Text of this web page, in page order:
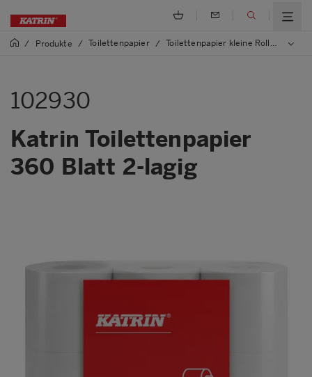
/ Produkte / Toilettenpapier / Toilettenpapier kleine Rolle
102930
Katrin Toilettenpapier
360 Blatt 2-lagig